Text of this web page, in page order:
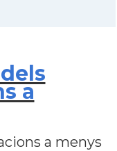
a
a menys